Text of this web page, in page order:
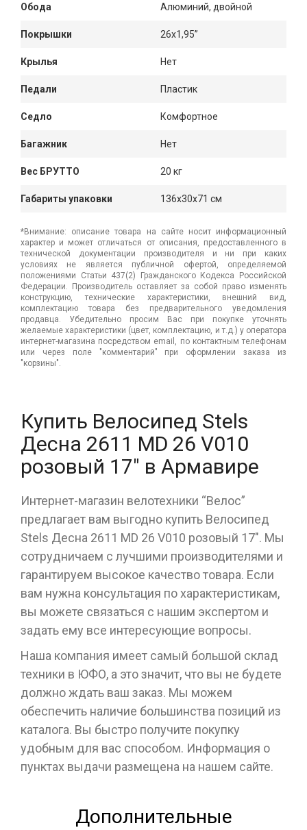
Обода Алюминий, двойной
Покрышки 26х1,95”
Крылья Нет
Педали Пластик
Седло Комфортное
Багажник Нет
Вес БРУТТО 20 кг
Габариты упаковки 136x30x71 см
*Внимание: описание товара на сайте носит информационный
характер и может отличаться от описания, предоставленного в
технической документации производителя и ни при каких
условиях не является публичной офертой, определяемой
положениями Статьи 437(2) Гражданского Кодекса Российской
Федерации. Производитель оставляет за собой право изменять
конструкцию, технические характеристики, внешний вид,
комплектацию товара без предварительного уведомления
продавца. Убедительно просим Вас при покупке уточнять
желаемые характеристики (цвет, комплектацию, и т.д.) у оператора
интернет-магазина посредством email, по контактным телефонам
или через поле "комментарий" при оформлении заказа из
"корзины".
Купить Велосипед Stels
Десна 2611 MD 26 V010
розовый 17" в Армавире
Интернет-магазин велотехники “Велос”
предлагает вам выгодно купить Велосипед
Stels Десна 2611 MD 26 V010 розовый 17". Мы
сотрудничаем с лучшими производителями и
гарантируем высокое качество товара. Если
вам нужна консультация по характеристикам,
вы можете связаться с нашим экспертом и
задать ему все интересующие вопросы.
Наша компания имеет самый большой склад
техники в ЮФО, а это значит, что вы не будете
должно ждать ваш заказ. Мы можем
обеспечить наличие большинства позиций из
каталога. Вы быстро получите покупку
удобным для вас способом. Информация о
пунктах выдачи размещена на нашем сайте.
Дополнительные